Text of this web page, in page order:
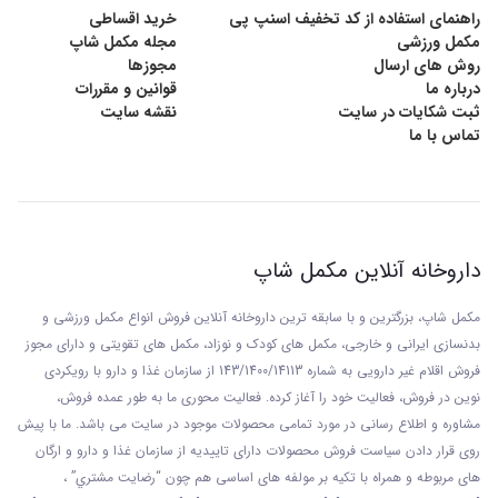
راهنمای استفاده از کد تخفیف اسنپ پی
خرید اقساطی
مکمل ورزشی
مجله مکمل شاپ
روش های ارسال
مجوزها
درباره ما
قوانین و مقررات
ثبت شکایات در سایت
نقشه سایت
تماس با ما
داروخانه آنلاین مکمل شاپ
مکمل شاپ، بزرگترین و با سابقه ترین داروخانه آنلاین فروش انواع مکمل ورزشی و
بدنسازی ایرانی و خارجی، مکمل های کودک و نوزاد، مکمل های تقویتی و دارای مجوز
فروش اقلام غیر دارویی به شماره 143/1400/14113 از
سازمان غذا و دارو با رويکردی
نوين در فروش، فعاليت خود را آغاز کرده. فعاليت محوری ما به طور عمده فروش،
مشاوره و اطلاع رسانی در مورد تمامی محصولات موجود در سایت می باشد. ما با پيش
روی قرار دادن سياست فروش محصولات دارای تاييديه از سازمان غذا و دارو و ارگان
های مربوطه و همراه با تکيه بر مولفه های اساسی هم چون “رضايت مشتري” ،